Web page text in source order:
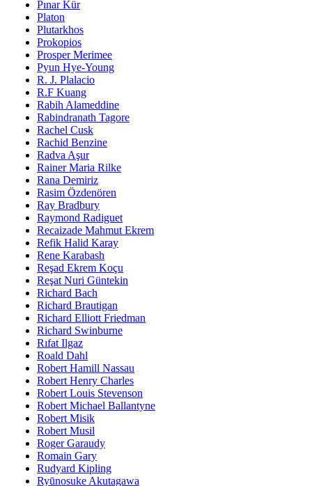
Pınar Kür
Platon
Plutarkhos
Prokopios
Prosper Merimee
Pyun Hye-Young
R. J. Plalacio
R.F Kuang
Rabih Alameddine
Rabindranath Tagore
Rachel Cusk
Rachid Benzine
Radva Aşur
Rainer Maria Rilke
Rana Demiriz
Rasim Özdenören
Ray Bradbury
Raymond Radiguet
Recaizade Mahmut Ekrem
Refik Halid Karay
Rene Karabash
Reşad Ekrem Koçu
Reşat Nuri Güntekin
Richard Bach
Richard Brautigan
Richard Elliott Friedman
Richard Swinburne
Rıfat Ilgaz
Roald Dahl
Robert Hamill Nassau
Robert Henry Charles
Robert Louis Stevenson
Robert Michael Ballantyne
Robert Misik
Robert Musil
Roger Garaudy
Romain Gary
Rudyard Kipling
Ryūnosuke Akutagawa